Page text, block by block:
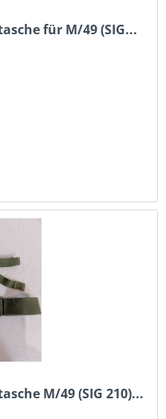
für M/49 (SIG...
M/49 (SIG 210)...